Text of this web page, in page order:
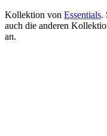
Kollektion von Essentials.
auch die anderen
an.